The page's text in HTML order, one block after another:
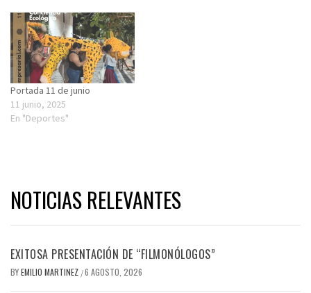
Portada 11 de junio
11 junio, 2025
En "Deportes"
NOTICIAS RELEVANTES
EXITOSA PRESENTACIÓN DE “FILMONÓLOGOS”
BYEMILIO MARTINEZ /6 AGOSTO, 2026